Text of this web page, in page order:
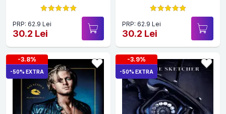
PRP: 62.9 Lei
30.2 Lei
PRP: 62.9 Lei
30.2 Lei
-3.8%
-50% EXTRA
-3.9%
-50% EXTRA